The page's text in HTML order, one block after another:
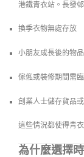
港鐵青衣站。長發
換季衣物無處存放
小朋友成長後的物
傢俬或裝修期間需
創業人士儲存貨品
這些情況都使得青
為什麼選擇